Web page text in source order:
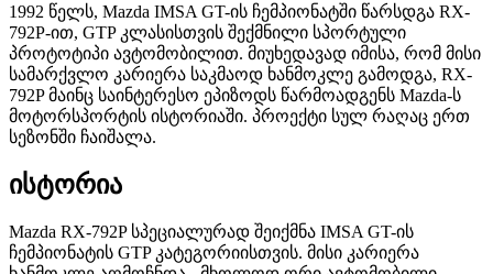
1992 წელს, Mazda IMSA GT-ის ჩემპიონატში წარსდგა RX-
792P-ით, GTP კლასისთვის შექმნილი სპორტული
პროტოტიპი ავტომობილით. მიუხედავად იმისა, რომ მისი
სამარქვლო კარიერა საკმაოდ ხანმოკლე გამოდგა, RX-
792P მაინც საინტერესო ეპიზოდს წარმოადგენს Mazda-ს
მოტორსპორტის ისტორიაში. პროექტი სულ რაღაც ერთ
სეზონში ჩაიშალა.
ისტორია
Mazda RX-792P სპეციალურად შეიქმნა IMSA GT-ის
ჩემპიონატის GTP კატეგორიისთვის. მისი კარიერა